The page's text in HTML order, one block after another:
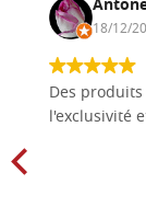
18/12/
Des
l'exclusivité